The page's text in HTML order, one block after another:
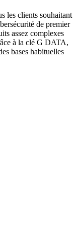
les clients souhaitant
de premier
assez complexes
à la clé G DATA,
bases habituelles